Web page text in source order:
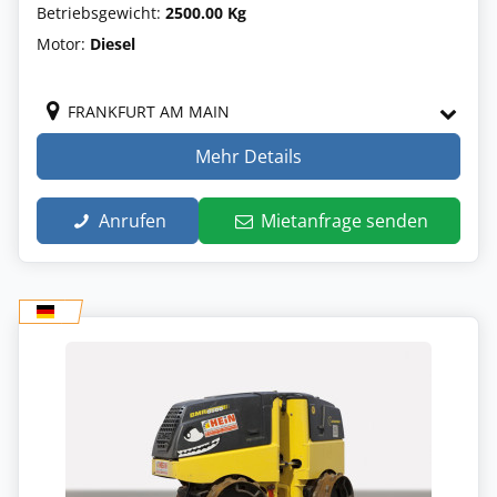
Betriebsgewicht: 2500.00 Kg
Motor: Diesel
FRANKFURT AM MAIN
Mehr Details
Anrufen Mietanfrage senden